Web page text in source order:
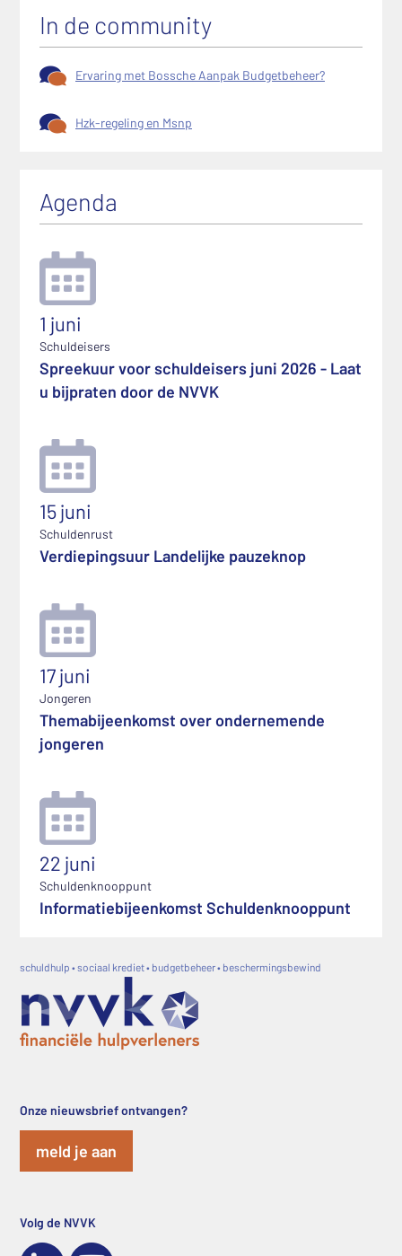
In de community
Ervaring met Bossche Aanpak Budgetbeheer?
Hzk-regeling en Msnp
Agenda
1 juni
Schuldeisers
Spreekuur voor schuldeisers juni 2026 - Laat
u bijpraten door de NVVK
15 juni
Schuldenrust
Verdiepingsuur Landelijke pauzeknop
17 juni
Jongeren
Themabijeenkomst over ondernemende
jongeren
22 juni
Schuldenknooppunt
Informatiebijeenkomst Schuldenknooppunt
schuldhulp • sociaal krediet • budgetbeheer • beschermingsbewind
Onze nieuwsbrief ontvangen?
meld je aan
Volg de NVVK